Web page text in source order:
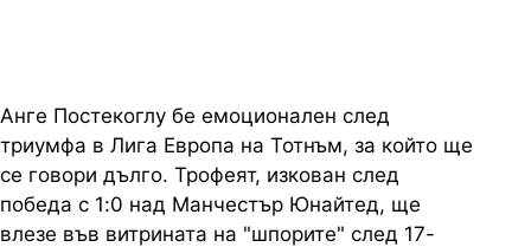
Анге Постекоглу бе емоционален след
триумфа в Лига Европа на Тотнъм, за който ще
се говори дълго. Трофеят, изкован след
победа с 1:0 над Манчестър Юнайтед, ще
влезе във витрината на "шпорите" след 17-